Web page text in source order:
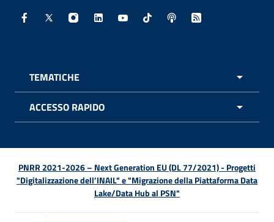
Facebook - Sito esterno - Apertura in nuova finestra
X - Sito esterno - Apertura in nuova finestra
Instagram - Sito esterno - Apertura in
Linkedin - Sito esterno - Apertura in
Youtube - Sito esterno -
TikTok - Sito esterno -
Spreaker - Sito
Feed RSS -
TEMATICHE
ACCESSO RAPIDO
PNRR 2021-2026 – Next Generation EU (DL 77/2021) - Progetti
"Digitalizzazione dell’INAIL" e "Migrazione della Piattaforma Data
Lake/Data Hub al PSN"